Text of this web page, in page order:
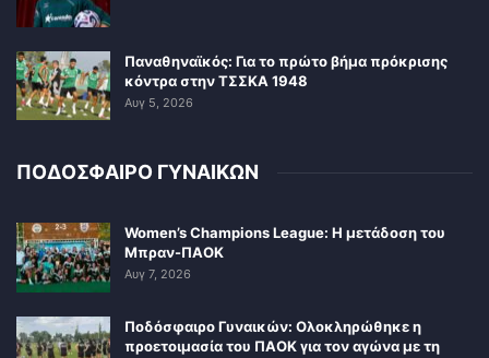
Παναθηναϊκός: Για το πρώτο βήμα πρόκρισης
κόντρα στην ΤΣΣΚΑ 1948
Αυγ 5, 2026
ΠΟΔΟΣΦΑΙΡΟ ΓΥΝΑΙΚΩΝ
Women’s Champions League: Η μετάδοση του
Μπραν-ΠΑΟΚ
Αυγ 7, 2026
Ποδόσφαιρο Γυναικών: Ολοκληρώθηκε η
προετοιμασία του ΠΑΟΚ για τον αγώνα με τη